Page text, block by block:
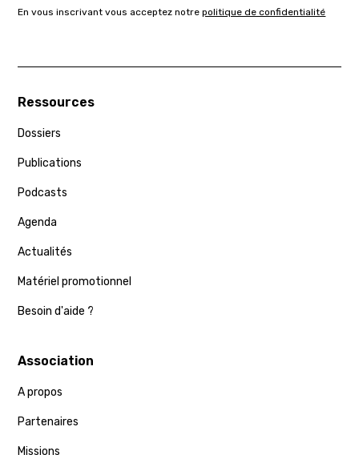
En vous inscrivant vous acceptez notrepolitique de confidentialité
Ressources
Dossiers
Publications
Podcasts
Agenda
Actualités
Matériel promotionnel
Besoin d'aide ?
Association
A propos
Partenaires
Missions